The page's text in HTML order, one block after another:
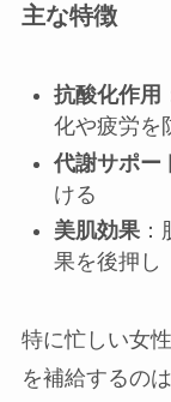
主な特徴
抗酸化作用
化や疲労を
代謝サポー
ける
美肌効果：
果を後押し
特に忙しい女
を補給するの